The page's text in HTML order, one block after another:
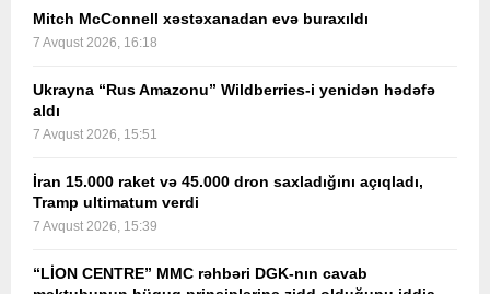
Mitch McConnell xəstəxanadan evə buraxıldı
7 Avqust 2026, 16:18
Ukrayna “Rus Amazonu” Wildberries-i yenidən hədəfə
aldı
7 Avqust 2026, 15:51
İran 15.000 raket və 45.000 dron saxladığını açıqladı,
Tramp ultimatum verdi
7 Avqust 2026, 15:39
“LİON CENTRE” MMC rəhbəri DGK-nın cavab